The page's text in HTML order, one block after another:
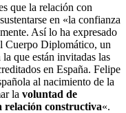
que la relación con
en «la confianza
Así lo ha expresado
Cuerpo Diplomático, un
que están invitadas las
en España. Felipe
al nacimiento de la
la voluntad de
relación constructiva«.